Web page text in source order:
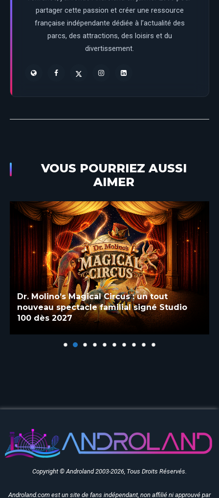
partager cette passion et créer une ressource
française indépendante dédiée à l’actualité des
parcs, des attractions, des loisirs et du
divertissement.
VOUS POURRIEZ AUSSI
AIMER
Dr. Molino’s Magical Circus : un tout
nouveau spectacle familial signé Studio
100 dès 2027
Copyright © Androland 2003-2026, Tous Droits Réservés.
Androland.com est un site de fans indépendant, non affilié ni approuvé par